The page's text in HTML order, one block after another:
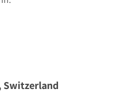
Switzerland